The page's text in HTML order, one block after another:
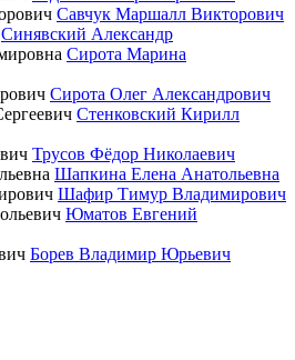
Савчук Маршалл Викторович
Синявский Александр
Сирота Марина
Сирота Олег Александрович
Стенковский Кирилл
Трусов Фёдор Николаевич
Шапкина Елена Анатольевна
Шафир Тимур Владимирович
Юматов Евгений
Борев Владимир Юрьевич